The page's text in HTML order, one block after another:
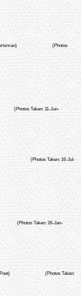
(Photos
(Photos Taken: 11-Jun-
(Photos Taken: 16-Jul-
(Photos Taken: 26-Jan-
(Photos Taken: